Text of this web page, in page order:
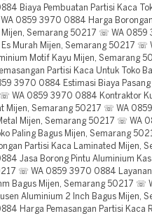
Biaya Pembuatan Partisi Kaca
0859 3970 0884 Harga Borongan
Mijen, Semarang 50217 ☏ WA
Es Murah Mijen, Semarang 50217 ☏
Motif Kayu Mijen, Semarang
Partisi Kaca Untuk Toko
3970 0884 Estimasi Biaya Pasang
☏ WA 0859 3970 0884 Kontraktor
Mijen, Semarang 50217 ☏ WA
Mijen, Semarang 50217 ☏ WA
Paling Bagus Mijen, Semarang
Partisi Kaca Laminated Mijen,
Jasa Borong Pintu Aluminium
☏ WA 0859 3970 0884 Layanan
Bagus Mijen, Semarang 50217 ☏
Aluminium 2 Inch Bagus Mijen,
Harga Pemasangan Partisi Kaca